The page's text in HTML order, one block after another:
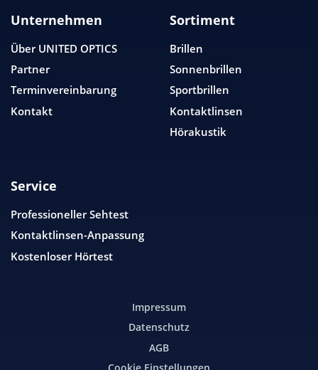
Unternehmen
Über UNITED OPTICS
Partner
Terminvereinbarung
Kontakt
Sortiment
Brillen
Sonnenbrillen
Sportbrillen
Kontaktlinsen
Hörakustik
Service
Professioneller Sehtest
Kontaktlinsen-Anpassung
Kostenloser Hörtest
Impressum
Datenschutz
AGB